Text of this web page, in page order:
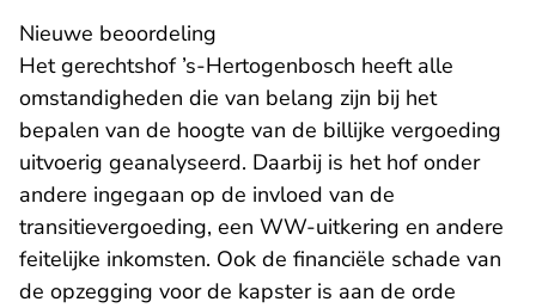
Nieuwe beoordeling
Het gerechtshof ’s-Hertogenbosch heeft alle
omstandigheden die van belang zijn bij het
bepalen van de hoogte van de billijke vergoeding
uitvoerig geanalyseerd. Daarbij is het hof onder
andere ingegaan op de invloed van de
transitievergoeding, een WW-uitkering en andere
feitelijke inkomsten. Ook de financiële schade van
de opzegging voor de kapster is aan de orde